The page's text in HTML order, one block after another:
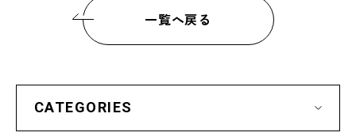
一覧へ戻る
CATEGORIES